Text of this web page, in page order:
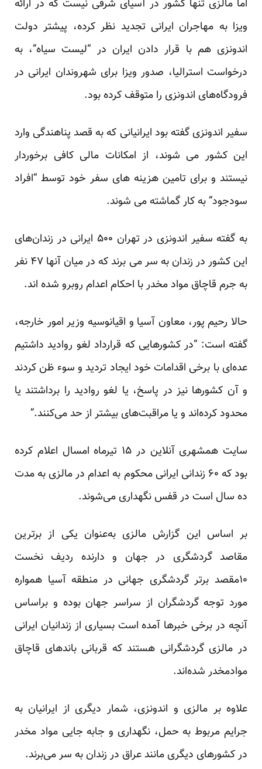
اما مالزی تنها کشور در آسیای شرقی نیست که در ارائه
ویزا به مهاجران ایرانی تجدید نظر کرده، پیشتر دولت
اندونزی هم با قرار دادن ایران در “لیست سیاه”، به
درخواست استرالیا، صدور ویزا برای شهروندان ایرانی در
فرودگاه‌های اندونزی را متوقف کرده بود.
سفیر اندونزی گفته بود ایرانیانی که به قصد پناهندگی وارد
این کشور می شوند، از امکانات مالی کافی برخوردار
نیستند و برای تامین هزینه های سفر خود توسط “افراد
سودجود” به کار گماشته می شوند.
به گفته سفیر اندونزی در تهران ۵۰۰ ایرانی در زندان‌های
این کشور در زندان به سر می برند که در میان آنها ۴۷ نفر
به جرم قاچاق مواد مخدر با احکام اعدام روبرو شده اند.
حالا رحیم پور، معاون آسیا و اقیانوسیه وزیر امور خارجه،
گفته است: “در کشورهایی که قرارداد لغو روادید داشتیم
عده‌ای با برخی اقدامات خود ایجاد تردید و سوء ظن کردند
و آن کشورها نیز در پاسخ، یا لغو روادید را برداشتند یا
محدود کرده‌اند و یا مراقبت‌های بیشتر از حد می‌کنند.”
سایت همشهری آنلاین در ۱۵ تیرماه امسال اعلام کرده
بود که ۶۰ زندانی ایرانی محکوم به اعدام در مالزی به مدت
ده سال است در قفس نگهداری می‌شوند.
بر اساس این گزارش مالزی به‌عنوان یکی از برترین
مقاصد گردشگری در جهان و دارنده ردیف نخست
۱۰مقصد برتر گردشگری جهانی در منطقه آسیا همواره
مورد توجه گردشگران از سراسر جهان بوده و براساس
آنچه در برخی خبرها آمده است بسیاری از زندانیان ایرانی
در مالزی گردشگرانی هستند که قربانی باندهای قاچاق
مواد‌مخدر شده‌اند.
علاوه بر مالزی و اندونزی، شمار دیگری از ایرانیان به
جرایم مربوط به حمل،‌ نگهداری و جابه جایی مواد مخدر
در کشورهای دیگری مانند عراق در زندان به سر می‌برند.